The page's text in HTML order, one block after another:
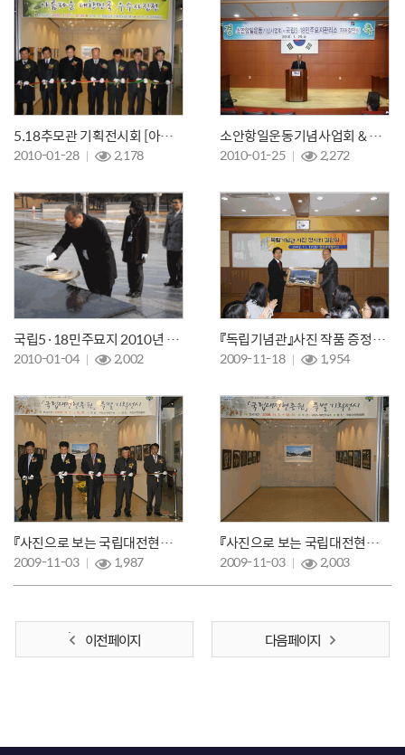
5.18추모관 기획전시회 [아름다운 대한민국 우수사진전] 개막
2010-01-28
2,178
소안항일운동기념사업회 & 국립5.18민주묘지 자매결연체결식
2010-01-25
2,272
국립5·18민주묘지 2010년 시무식
2010-01-04
2,002
『독립기념관』사진 작품 증정식 개최
2009-11-18
1,954
『사진으로 보는 국립대전현충원』개막
2009-11-03
1,987
『사진으로 보는 국립대전현충원』주요사진
2009-11-03
2,003
이전 페이지 다음 페이지